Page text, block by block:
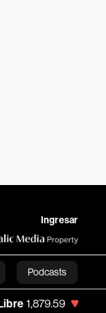
Ingresar
Podcasts
-0.25%